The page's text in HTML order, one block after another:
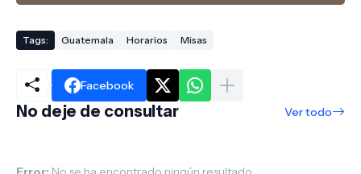
Tags: Guatemala Horarios Misas
Facebook
No deje de consultar Ver todo